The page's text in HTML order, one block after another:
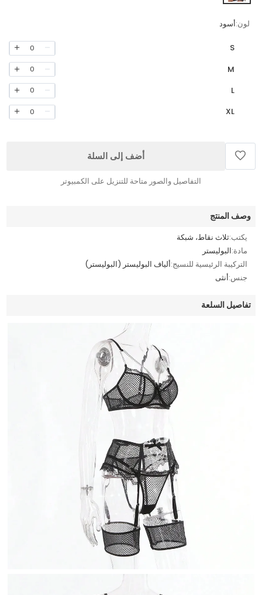
لون:أسود
S
0
M
0
L
0
XL
0
أضف إلى السلة
التفاصيل والصور متاحة للتنزيل على الكمبيوتر
وصف المنتج
يكتب:ثلاث نقاط، شبكة
مادة:البوليستر
التركيبة الرئيسية للنسيج:ألياف البوليستر (البوليستر)
جنس:أنثى
تفاصيل السلعة